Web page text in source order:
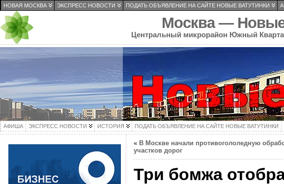
НОВАЯ МОСКВА ЭКСПРЕСС НОВОСТИ ПОДАТЬ ОБЪЯВЛЕНИЕ НА САЙТЕ НОВЫЕ ВАТУТИНКИ
Москва — Новые
Центральный микрорайон Южный
АФИША ЭКСПРЕСС НОВОСТИ ИСТОРИЯ ПОДАТЬ ОБЪЯВЛЕНИЕ НА САЙТЕ НОВЫЕ ВАТУТИНКИ
« В Москве начали противогололедную
участков дорог
Три бомжа